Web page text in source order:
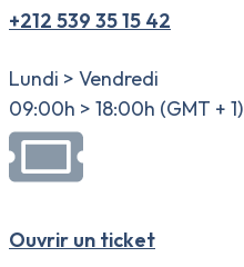
+212 539 35 15 42
Lundi > Vendredi
09:00h > 18:00h (GMT + 1)
Ouvrir un ticket